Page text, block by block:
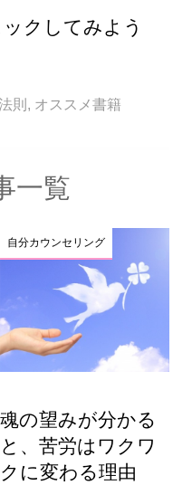
クしてみよう
則 , オススメ書籍
一覧
自分カウンセリング
魂の望みが分かる
と、苦労はワクワ
クに変わる理由